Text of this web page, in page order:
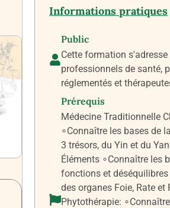
Informations pratiques
Public
Cette formation s'adresse
professionnels de santé,
réglementés et
Prérequis
Médecine Traditionnelle
∘Connaître les bases de
3 trésors, du Yin et du
Éléments ∘Connaître les
fonctions et
des organes Foie, Rate et
Phytothérapie: